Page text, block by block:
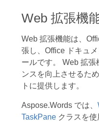
Web 拡張機
Web 拡張機能は、
張し、Office ドキュ
ールです。 Web 拡
ンスを向上させるた
トに提供します。
Aspose.Words では、
TaskPaneクラスを使